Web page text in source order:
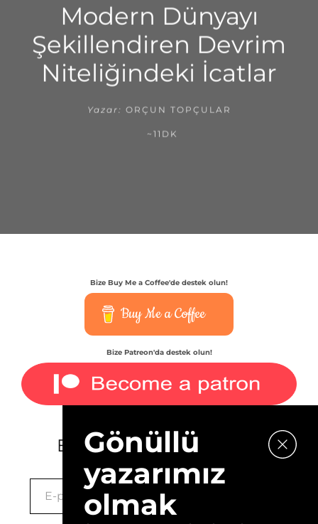
Modern Dünyayı
Şekillendiren Devrim
Niteliğindeki İcatlar
Yazar: ORÇUN TOPÇULAR
~11DK
Bize Buy Me a Coffee'de destek olun!
Buy Me a Coffee
Bize Patreon'da destek olun!
E-bültenimize kaydolun.
Gönüllü
yazarımız
olmak